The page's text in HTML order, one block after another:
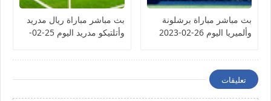
بث مباشر مباراة برشلونة
وألميريا اليوم 26-02-2023
بث مباشر مباراة ريال مدريد
وأتلتيكو مدريد اليوم 25-02-
تعليقات